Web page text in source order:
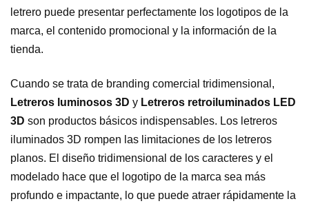
letrero puede presentar perfectamente los logotipos de la
marca, el contenido promocional y la información de la
tienda.
Cuando se trata de branding comercial tridimensional,
Letreros luminosos 3D y Letreros retroiluminados LED
3D son productos básicos indispensables. Los letreros
iluminados 3D rompen las limitaciones de los letreros
planos. El diseño tridimensional de los caracteres y el
modelado hace que el logotipo de la marca sea más
profundo e impactante, lo que puede atraer rápidamente la